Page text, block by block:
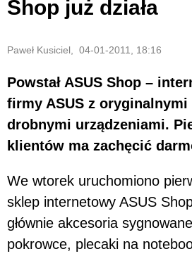
Shop już działa
Paweł Kusiciel, 04-01-2011, 18:16
Powstał ASUS Shop –
firmy ASUS z
drobnymi urządzeniami.
klientów ma zachęcić
We wtorek uruchomiono
sklep internetowy ASUS
głównie akcesoria
pokrowce, plecaki na